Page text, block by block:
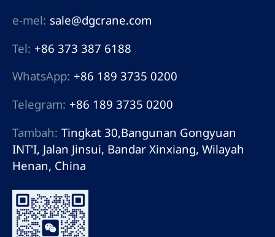
e-mel: sale@dgcrane.com
Tel: +86 373 387 6188
WhatsApp: +86 189 3735 0200
Telegram: +86 189 3735 0200
Tambah: Tingkat 30,Bangunan Gongyuan
INT'I, Jalan Jinsui, Bandar Xinxiang, Wilayah
Henan, China